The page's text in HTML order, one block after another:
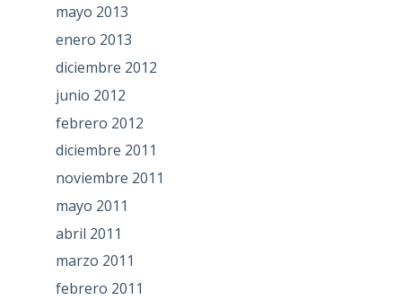
mayo 2013
enero 2013
diciembre 2012
junio 2012
febrero 2012
diciembre 2011
noviembre 2011
mayo 2011
abril 2011
marzo 2011
febrero 2011